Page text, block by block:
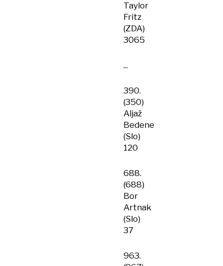
Taylor
Fritz
(ZDA)
3065
...
390.
(350)
Aljaž
Bedene
(Slo)
120
688.
(688)
Bor
Artnak
(Slo)
37
963.